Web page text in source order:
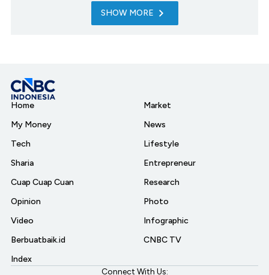
SHOW MORE
Home
My Money
Tech
Sharia
Cuap Cuap Cuan
Opinion
Video
Berbuatbaik.id
Index
Market
News
Lifestyle
Entrepreneur
Research
Photo
Infographic
CNBC TV
Connect With Us: